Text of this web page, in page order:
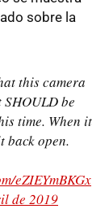
sobre la
this camera
be
time. When it
back open.
eZIEYmBKGx
de 2019